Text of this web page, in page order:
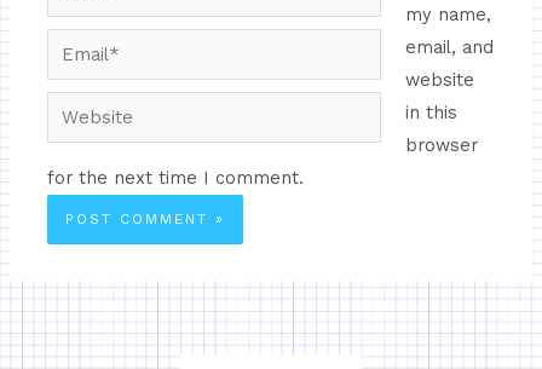
my name,
email, and
website
in this
browser
for the next time I comment.